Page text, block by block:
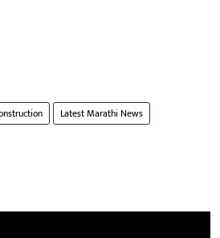
Latest Marathi News